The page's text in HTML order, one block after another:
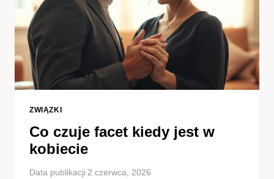
NAJWIĘCEJ
RADOŚCI?
ZWIĄZKI
Co czuje facet kiedy jest w
kobiecie
Data publikacji 2 czerwca, 2026